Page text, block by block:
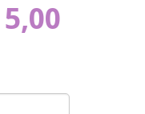
5,00